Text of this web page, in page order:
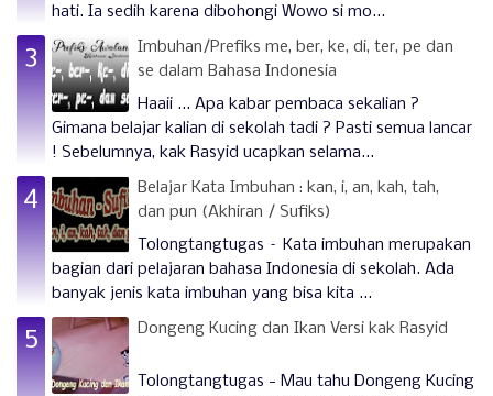
hati. Ia sedih karena dibohongi Wowo si mo...
Imbuhan/Prefiks me, ber, ke, di, ter, pe dan
se dalam Bahasa Indonesia
Haaii ... Apa kabar pembaca sekalian ?
Gimana belajar kalian di sekolah tadi ? Pasti semua lancar
! Sebelumnya, kak Rasyid ucapkan selama...
Belajar Kata Imbuhan : kan, i, an, kah, tah,
dan pun (Akhiran / Sufiks)
Tolongtangtugas – Kata imbuhan merupakan
bagian dari pelajaran bahasa Indonesia di sekolah. Ada
banyak jenis kata imbuhan yang bisa kita ...
Dongeng Kucing dan Ikan Versi kak Rasyid
Tolongtangtugas - Mau tahu Dongeng Kucing